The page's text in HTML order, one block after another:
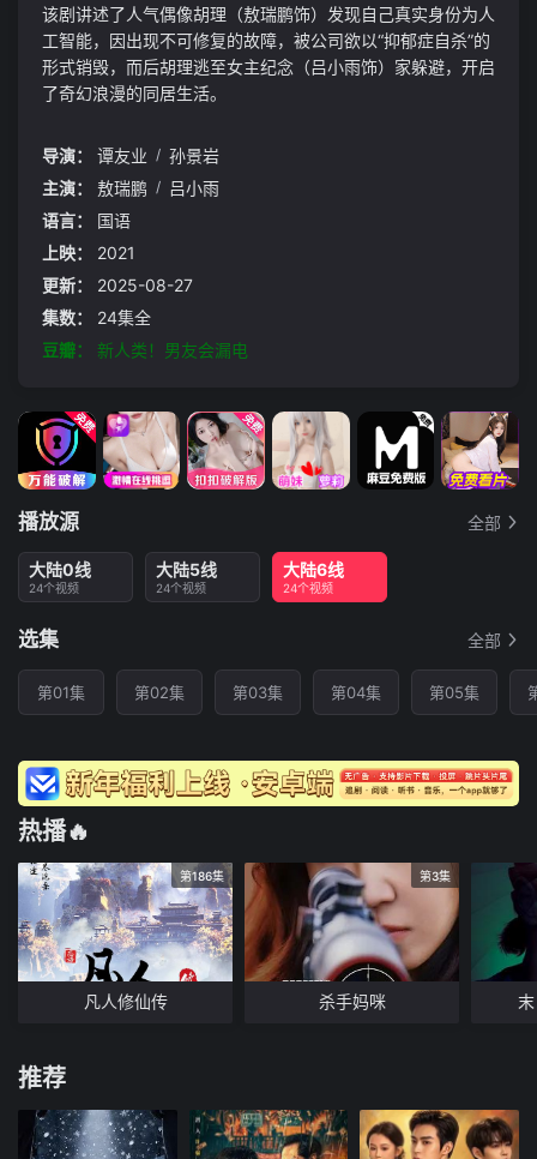
该剧讲述了人气偶像胡理（敖瑞鹏饰）发现自己真实身份为人
工智能，因出现不可修复的故障，被公司欲以“抑郁症自杀”的
形式销毁，而后胡理逃至女主纪念（吕小雨饰）家躲避，开启
了奇幻浪漫的同居生活。
导演： 谭友业 / 孙景岩
主演：
敖瑞鹏 / 吕小雨
语言：
国语
上映：
2021
更新：
2025-08-27
集数：
24集全
豆瓣：
新人类！男友会漏电
播放源 全部
大陆0线
24个视频
大陆5线
24个视频
大陆6线
24个视频
选集 全部
第01集 第02集 第03集 第04集 第05集
热播🔥
第186集
凡人修仙传
第3集
杀手妈咪
推荐